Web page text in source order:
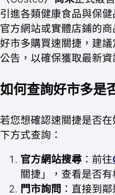
引進各類健康食品與保
官方網站或實體店鋪的
好市多購買速關捷，建
公告，以確保獲取最新資
如何查詢好市多是
若您想確認速關捷是否
下方式查詢：
官方網站搜尋 ：前往
關捷」，查看是否有
門市詢問 ：直接到